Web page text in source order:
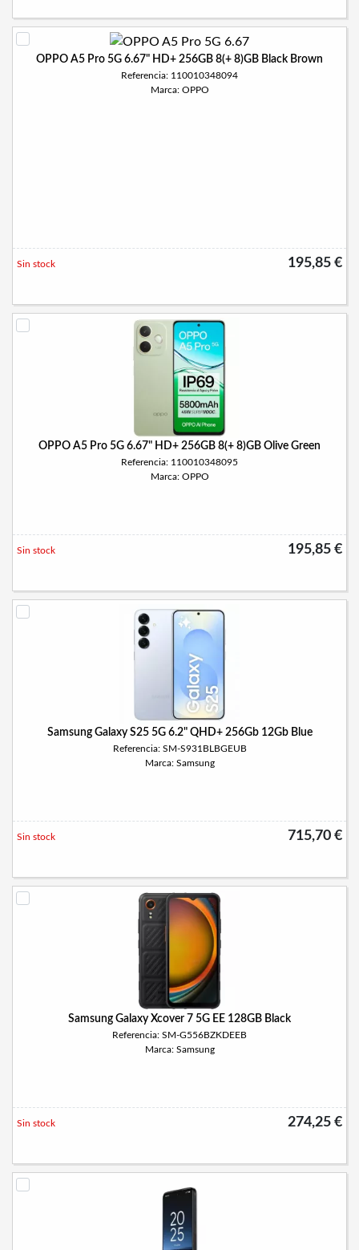
OPPO A5 Pro 5G 6.67" HD+ 256GB 8(+ 8)GB Black Brown
Referencia: 110010348094
Marca: OPPO
195,85 €
Sin stock
OPPO A5 Pro 5G 6.67" HD+ 256GB 8(+ 8)GB Olive Green
Referencia: 110010348095
Marca: OPPO
195,85 €
Sin stock
Samsung Galaxy S25 5G 6.2" QHD+ 256Gb 12Gb Blue
Referencia: SM-S931BLBGEUB
Marca: Samsung
715,70 €
Sin stock
Samsung Galaxy Xcover 7 5G EE 128GB Black
Referencia: SM-G556BZKDEEB
Marca: Samsung
274,25 €
Sin stock